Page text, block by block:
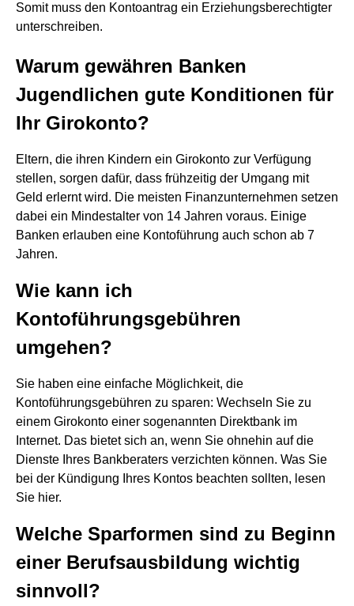
Somit muss den Kontoantrag ein Erziehungsberechtigter
unterschreiben.
Warum gewähren Banken
Jugendlichen gute Konditionen für
Ihr Girokonto?
Eltern, die ihren Kindern ein Girokonto zur Verfügung
stellen, sorgen dafür, dass frühzeitig der Umgang mit
Geld erlernt wird. Die meisten Finanzunternehmen setzen
dabei ein Mindestalter von 14 Jahren voraus. Einige
Banken erlauben eine Kontoführung auch schon ab 7
Jahren.
Wie kann ich
Kontoführungsgebühren
umgehen?
Sie haben eine einfache Möglichkeit, die
Kontoführungsgebühren zu sparen: Wechseln Sie zu
einem Girokonto einer sogenannten Direktbank im
Internet. Das bietet sich an, wenn Sie ohnehin auf die
Dienste Ihres Bankberaters verzichten können. Was Sie
bei der Kündigung Ihres Kontos beachten sollten, lesen
Sie hier.
Welche Sparformen sind zu Beginn
einer Berufsausbildung wichtig
sinnvoll?